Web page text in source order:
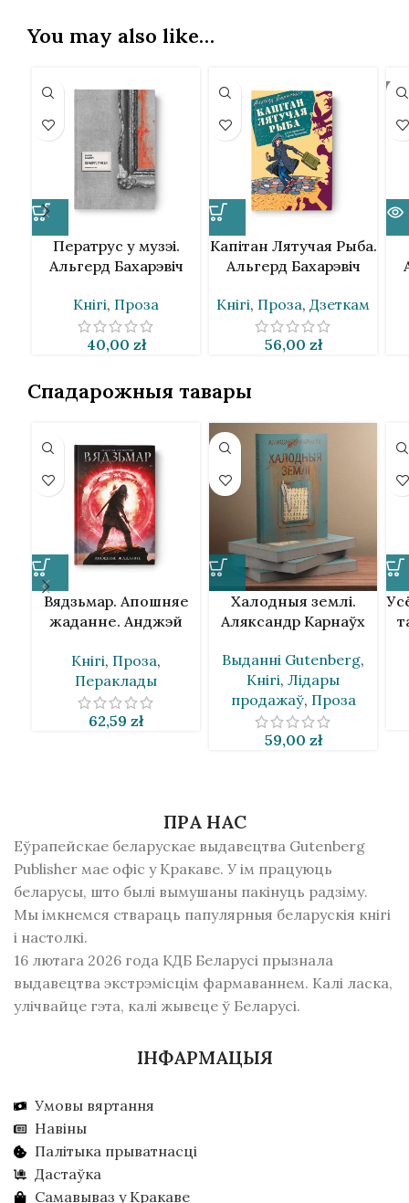
You may also like…
Ператрус у музэі.
Альгерд Бахарэвіч
Кнігі, Проза
40,00 zł
Капітан Лятучая Рыба.
Альгерд Бахарэвіч
Кнігі, Проза, Дзеткам
56,00 zł
Спадарожныя тавары
Вядзьмар. Апошняе
жаданне. Анджэй
Кнігі, Проза,
Пераклады
62,59 zł
Халодныя землі.
Аляксандр Карнаўх
Выданнi Gutenberg,
Кнігі, Лідары
продажаў, Проза
59,00 zł
ПРА НАС
Еўрапейскае беларускае выдавецтва Gutenberg
Publisher мае офіс у Кракаве. У ім працуюць
беларусы, што былі вымушаны пакінуць радзiму.
Мы імкнемся ствараць папулярныя беларускія кнігі
і настолкі.
16 лютага 2026 года КДБ Беларусі прызнала
выдавецтва экстрэмісцім фармаваннем. Калі ласка,
улічвайце гэта, калі жывеце ў Беларусі.
ІНФАРМАЦЫЯ
Умовы вяртання
Навіны
Палітыка прыватнасці
Дастаўка
Самавываз у Кракаве